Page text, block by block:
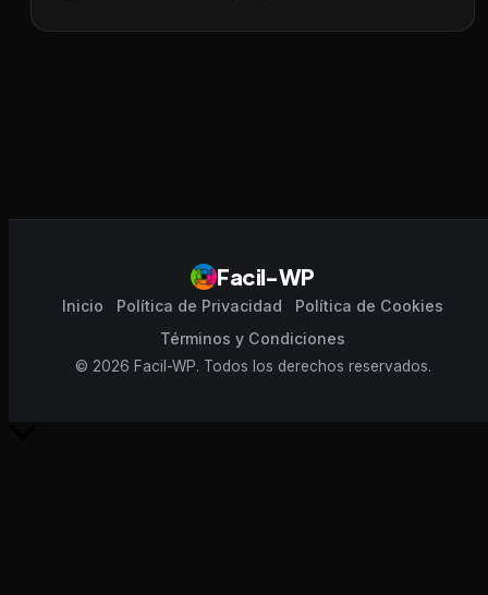
Facil-WP
Inicio Política de Privacidad
Política de Cookies
Términos y Condiciones
© 2026 Facil-WP. Todos los derechos reservados.